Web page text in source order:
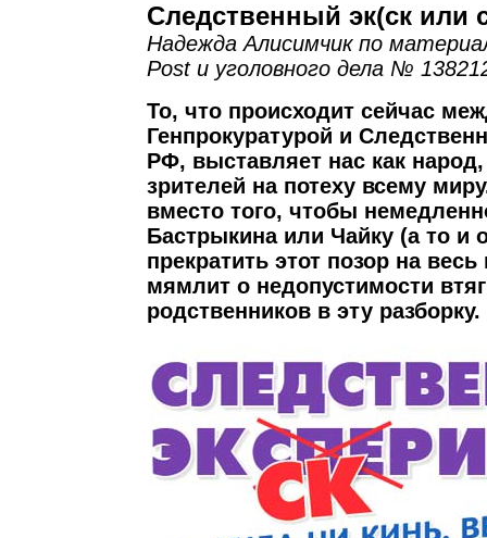
Следственный эк(ск или
Надежда Алисимчик по
Post и уголовного дела №
То, что происходит сейчас
Генпрокуратурой и
РФ, выставляет нас как
зрителей на потеху всему
вместо того, чтобы
Бастрыкина или Чайку (а то и
прекратить этот позор на
мямлит о недопустимости
родственников в эту разборку.